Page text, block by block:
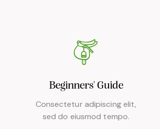
Beginners' Guide
Consectetur adipiscing elit,
sed do eiusmod tempo.